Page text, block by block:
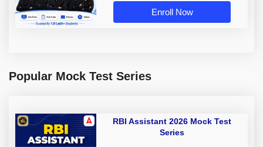
Enroll Now
Popular Mock Test Series
RBI Assistant 2026 Mock Test
Series